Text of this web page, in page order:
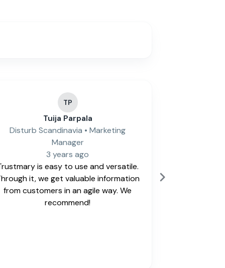
TP
Tuija Parpala
Disturb Scandinavia • Marketing
Manager
3 years ago
is easy to use and versatile.
it, we get valuable information
from customers in an agile way. We
recommend!